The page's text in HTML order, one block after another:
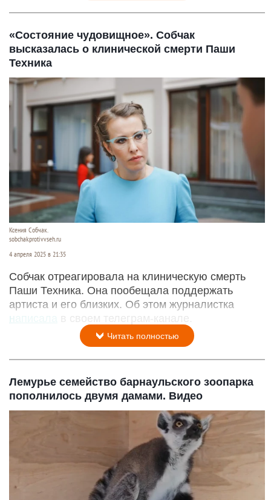
«Состояние чудовищное». Собчак
высказалась о клинической смерти Паши
Техника
Ксения Собчак.
sobchakprotivvseh.ru
4 апреля 2025 в 21:35
Собчак отреагировала на клиническую смерть
Паши Техника. Она пообещала поддержать
артиста и его близких. Об этом журналистка
написала
в своем телеграм-канале.
Читать полностью
Лемурье семейство барнаульского зоопарка
пополнилось двумя дамами. Видео